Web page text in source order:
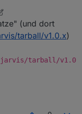
geschoben.
(und dort
tarball/v1.0.x)
tarball/v1.0